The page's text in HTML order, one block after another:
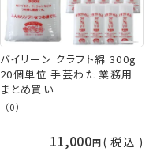
バイリーン クラフト綿 300g
20個単位 手芸わた 業務用
まとめ買い
（0）
11,000 税込